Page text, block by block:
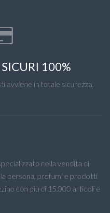
100%
avviene in totale sicurezza.
nella vendita di
persona, profumi e prodotti
con più di 15.000 articoli e